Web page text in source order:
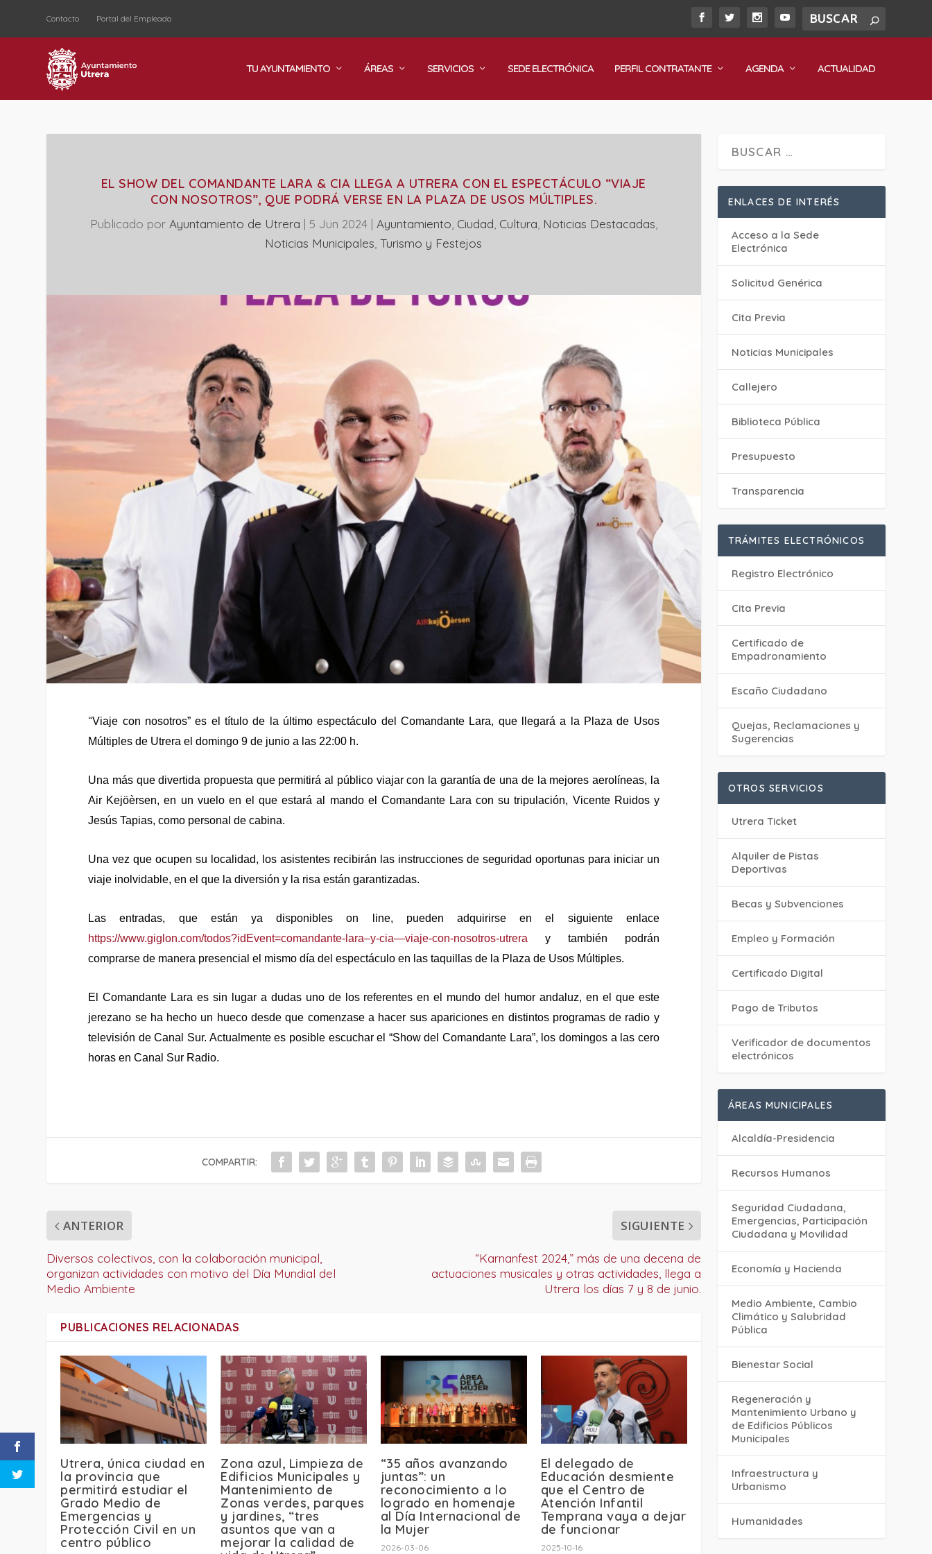
Contacto Portal del Empleado
TU AYUNTAMIENTO ÁREAS SERVICIOS SEDE ELECTRÓNICA PERFIL CONTRATANTE AGENDA ACTUALIDAD
EL SHOW DEL COMANDANTE LARA & CIA LLEGA A UTRERA CON EL ESPECTÁCULO “VIAJE
CON NOSOTROS”, QUE PODRÁ VERSE EN LA PLAZA DE USOS MÚLTIPLES.
Publicado por Ayuntamiento de Utrera | 5 Jun 2024| Ayuntamiento, Ciudad, Cultura, Noticias Destacadas,
‎Noticias Municipales,Turismo y Festejos
“Viaje con nosotros” es el título de la último espectáculo del Comandante Lara, que llegará a la Plaza de Usos
Múltiples de Utrera el domingo 9 de junio a las 22:00 h.
Una más que divertida propuesta que permitirá al público viajar con la garantía de una de la mejores aerolíneas, la
Air Kejöèrsen, en un vuelo en el que estará al mando el Comandante Lara con su tripulación, Vicente Ruidos y
Jesús Tapias, como personal de cabina.
Una vez que ocupen su localidad, los asistentes recibirán las instrucciones de seguridad oportunas para iniciar un
viaje inolvidable, en el que la diversión y la risa están garantizadas.
Las entradas, que están ya disponibles on line, pueden adquirirse en el siguiente enlace
https://www.giglon.com/todos?idEvent=comandante-lara–y-cia—viaje-con-nosotros-utrera y también podrán
comprarse de manera presencial el mismo día del espectáculo en las taquillas de la Plaza de Usos Múltiples.
El Comandante Lara es sin lugar a dudas uno de los referentes en el mundo del humor andaluz, en el que este
jerezano se ha hecho un hueco desde que comenzase a hacer sus apariciones en distintos programas de radio y
televisión de Canal Sur. Actualmente es posible escuchar el “Show del Comandante Lara”, los domingos a las cero
horas en Canal Sur Radio.
COMPARTIR:
ANTERIOR
Diversos colectivos, con la colaboración municipal,
organizan actividades con motivo del Día Mundial del
Medio Ambiente
SIGUIENTE
“Karnanfest 2024,” más de una decena de
actuaciones musicales y otras actividades, llega a
Utrera los días 7 y 8 de junio.
PUBLICACIONES RELACIONADAS
Utrera, única ciudad en
la provincia que
permitirá estudiar el
Grado Medio de
Emergencias y
Protección Civil en un
centro público
Zona azul, Limpieza de
Edificios Municipales y
Mantenimiento de
Zonas verdes, parques
y jardines, “tres
asuntos que van a
mejorar la calidad de
“35 años avanzando
juntas”: un
reconocimiento a lo
logrado en homenaje
al Día Internacional de
la Mujer
2026-03-06
El delegado de
Educación desmiente
que el Centro de
Atención Infantil
Temprana vaya a dejar
de funcionar
2025-10-16
ENLACES DE INTERÉS
Acceso a la Sede
Electrónica
Solicitud Genérica
Cita Previa
‎Noticias Municipales
Callejero
Biblioteca Pública
Presupuesto
Transparencia
TRÁMITES ELECTRÓNICOS
Registro Electrónico
Cita Previa
Certificado de
Empadronamiento
Escaño Ciudadano
Quejas, Reclamaciones y
Sugerencias
OTROS SERVICIOS
Utrera Ticket
Alquiler de Pistas
Deportivas
Becas y Subvenciones
Empleo y Formación
Certificado Digital
Pago de Tributos
Verificador de documentos
electrónicos
ÁREAS MUNICIPALES
Alcaldía-Presidencia
Recursos Humanos
Seguridad Ciudadana,
Emergencias, Participación
Ciudadana y Movilidad
Economía y Hacienda
Medio Ambiente, Cambio
Climático y Salubridad
Pública
Bienestar Social
Regeneración y
Mantenimiento Urbano y
de Edificios Públicos
Municipales
Infraestructura y
Urbanismo
Humanidades